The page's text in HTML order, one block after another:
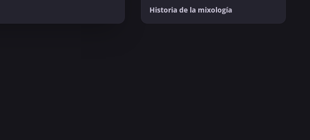
Historia de la mixología